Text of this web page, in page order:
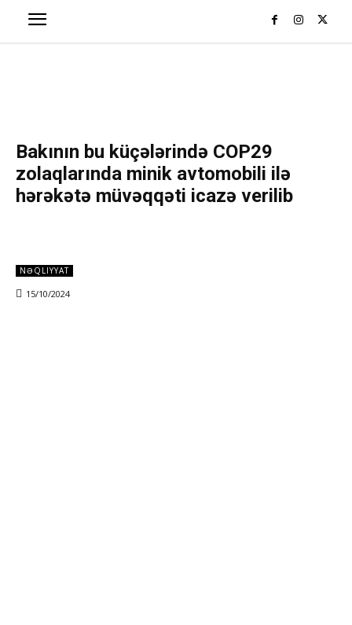
Bakının bu küçələrində COP29
zolaqlarında minik avtomobili ilə
hərəkətə müvəqqəti icazə verilib
NƏQLIYYAT
15/10/2024